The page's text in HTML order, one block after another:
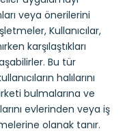
veya önerilerini
Kullanıcılar,
karşılaştıkları
Bu tür
halılarını
bulmalarına ve
evlerinden veya iş
olanak tanır.